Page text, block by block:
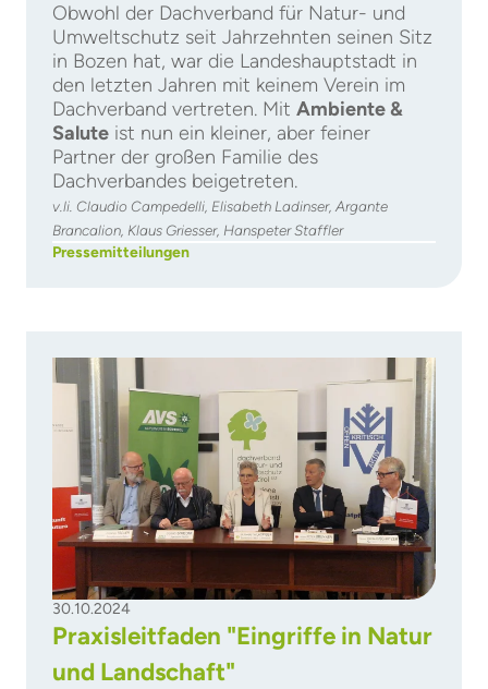
Obwohl der Dachverband für Natur- und
Umweltschutz seit Jahrzehnten seinen Sitz
in Bozen hat, war die Landeshauptstadt in
den letzten Jahren mit keinem Verein im
Dachverband vertreten. Mit Ambiente &
Salute ist nun ein kleiner, aber feiner
Partner der großen Familie des
Dachverbandes beigetreten.
v.li. Claudio Campedelli, Elisabeth Ladinser, Argante
Brancalion, Klaus Griesser, Hanspeter Staffler
Pressemitteilungen
30.10.2024
Praxisleitfaden "Eingriffe in Natur
und Landschaft"